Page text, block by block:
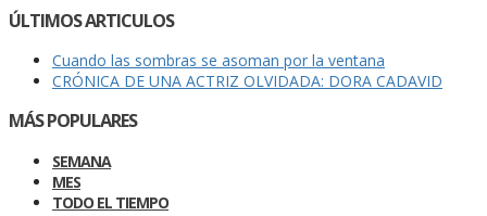
ÚLTIMOS ARTICULOS
Cuando las sombras se asoman por la ventana
CRÓNICA DE UNA ACTRIZ OLVIDADA: DORA CADAVID
MÁS POPULARES
SEMANA
MES
TODO EL TIEMPO